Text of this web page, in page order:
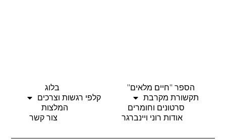
הספר "חיים מלאים"
בלוג
תקשורת מקרבת
קלפי רגשות וצרכים
סרטונים וחומרים
המלצות
אודות רוני ויינברגר
צור קשר